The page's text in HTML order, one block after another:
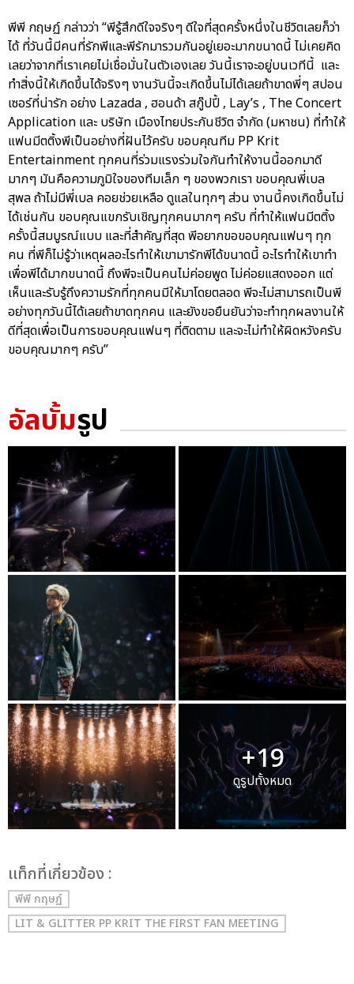
พีพี กฤษฏ์ กล่าวว่า “พีรู้สึกดีใจจริงๆ ดีใจที่สุดครั้งหนึ่งในชีวิตเลยก็ว่า
ได้ ที่วันนี้มีคนที่รักพีและพีรักมารวมกันอยู่เยอะมากขนาดนี้ ไม่เคยคิด
เลยว่าจากที่เราเคยไม่เชื่อมั่นในตัวเองเลย วันนี้เราจะอยู่บนเวทีนี้ และ
ทำสิ่งนี้ให้เกิดขึ้นได้จริงๆ งานวันนี้จะเกิดขึ้นไม่ได้เลยถ้าขาดพี่ๆ สปอน
เซอร์ที่น่ารัก อย่าง Lazada , ฮอนด้า สกู๊ปปี้ , Lay’s , The Concert
Application และ บริษัท เมืองไทยประกันชีวิต จำกัด (มหาชน) ที่ทำให้
แฟนมีตติ้งพีเป็นอย่างที่ฝันไว้ครับ ขอบคุณทีม PP Krit
Entertainment ทุกคนที่ร่วมแรงร่วมใจกันทำให้งานนี้ออกมาดี
มากๆ มันคือความภูมิใจของทีมเล็ก ๆ ของพวกเรา ขอบคุณพี่เบล
สุพล ถ้าไม่มีพี่เบล คอยช่วยเหลือ ดูแลในทุกๆ ส่วน งานนี้คงเกิดขึ้นไม่
ได้เช่นกัน ขอบคุณแขกรับเชิญทุกคนมากๆ ครับ ที่ทำให้แฟนมีตติ้ง
ครั้งนี้สมบูรณ์แบบ และที่สำคัญที่สุด พีอยากขอขอบคุณแฟนๆ ทุก
คน ที่พีก็ไม่รู้ว่าเหตุผลอะไรทำให้เขามารักพีได้ขนาดนี้ อะไรทำให้เขาทำ
เพื่อพีได้มากขนาดนี้ ถึงพีจะเป็นคนไม่ค่อยพูด ไม่ค่อยแสดงออก แต่
เห็นและรับรู้ถึงความรักที่ทุกคนมีให้มาโดยตลอด พีจะไม่สามารถเป็นพี
อย่างทุกวันนี้ได้เลยถ้าขาดทุกคน และยังขอยืนยันว่าจะทำทุกผลงานให้
ดีที่สุดเพื่อเป็นการขอบคุณแฟนๆ ที่ติดตาม และจะไม่ทำให้ผิดหวังครับ
ขอบคุณมากๆ ครับ”
อัลบั้มรูป
+19
ดูรูปทั้งหมด
เเท็กที่เกี่ยวข้อง :
พีพี กฤษฏ์
LIT & GLITTER PP KRIT THE FIRST FAN MEETING